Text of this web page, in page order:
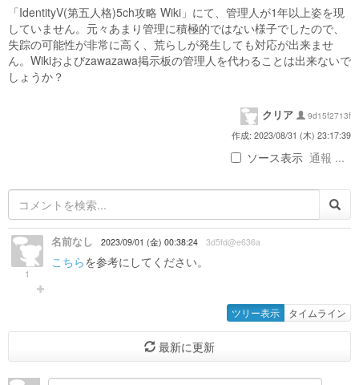
「IdentityV(第五人格)5ch攻略 Wiki」にて、管理人が1年以上姿を現
していません。元々あまり管理に積極的ではない様子でしたので、
失踪の可能性が非常に高く、荒らしが発生しても対応が出来ませ
ん。Wikiおよびzawazawa掲示板の管理人を代わることは出来ないで
しょうか？
クリア
9d15f2713f
作成: 2023/08/31 (木) 23:17:39
ソース表示 通報 ...
1
名前なし 2023/09/01 (金) 00:38:24 3d5fd@e636a
こちらを参考にしてください。
ツリー表示 タイムライン
最新に更新